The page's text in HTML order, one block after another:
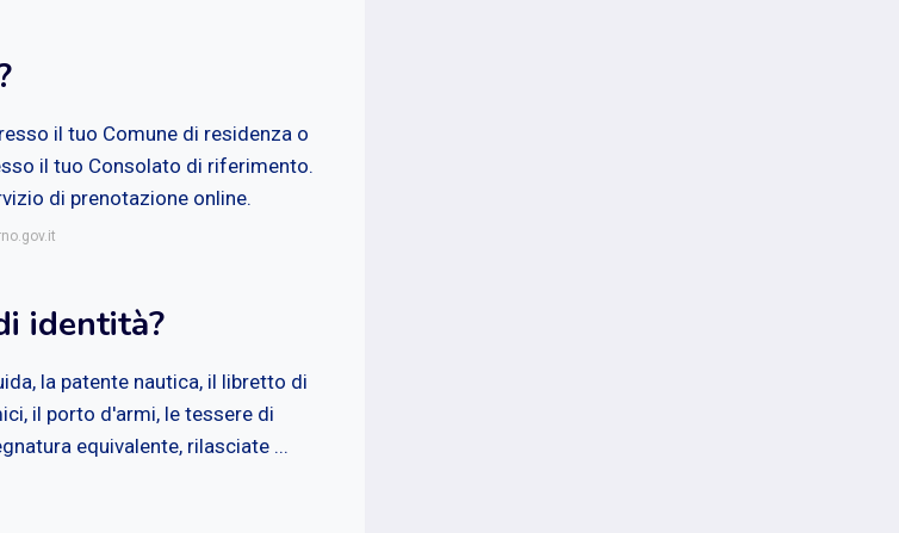
il tuo Comune di residenza o
il tuo Consolato di riferimento.
di prenotazione online.
identità?
la patente nautica, il libretto di
il porto d'armi, le tessere di
equivalente, rilasciate ...